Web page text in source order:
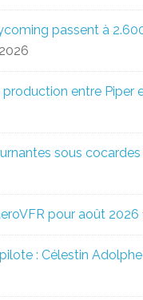
passent à
entre Piper
sous
pour août 2026
: Célestin